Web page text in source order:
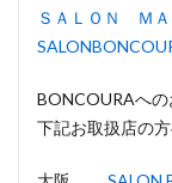
ＳＡＬＯＮ ＭＡ
BONCOURAへ
下記お取扱店の方